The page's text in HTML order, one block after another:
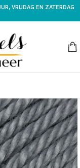
VRIJDAG EN ZATERDAG